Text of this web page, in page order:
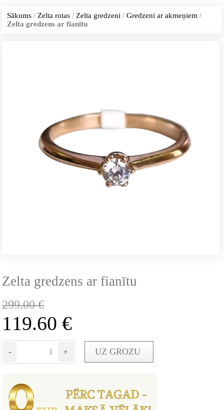
Sākums / Zelta rotas / Zelta gredzeni /Gredzeni ar akmeņiem /
Zelta gredzens ar fianītu
Zelta gredzens ar fianītu
299.00€
119.60€
- + UZ GROZU